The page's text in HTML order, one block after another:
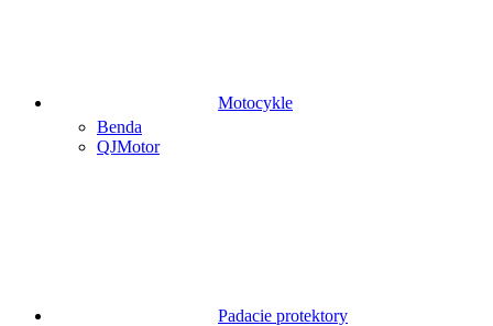
Motocykle
Benda
QJMotor
Padacie protektory